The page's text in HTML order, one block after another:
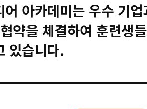
어 아카데미는 우수 기
약을 체결하여 훈련생
있습니다.